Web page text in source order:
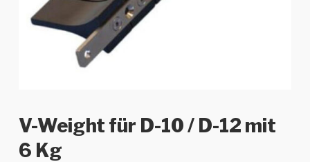
V-Weight für D-10 / D-12 mit
6 Kg